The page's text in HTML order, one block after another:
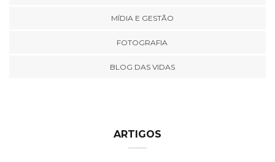
MÍDIA E GESTÃO
FOTOGRAFIA
BLOG DAS VIDAS
ARTIGOS